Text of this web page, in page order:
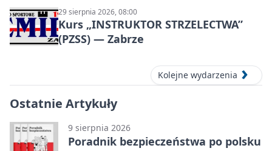
29 sierpnia 2026, 08:00
Kurs „INSTRUKTOR STRZELECTWA”
(PZSS) — Zabrze
Kolejne wydarzenia
Ostatnie Artykuły
9 sierpnia 2026
Poradnik bezpieczeństwa po polsku